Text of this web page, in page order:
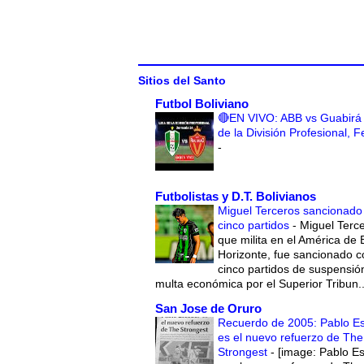
Sitios del Santo
Futbol Boliviano
🔴EN VIVO: ABB vs
de la División Profesional,
-
Futbolistas y D.T. Bolivianos
Miguel Terceros
cinco partidos - Miguel
que milita en el América de
Horizonte, fue sancionado
cinco partidos de
multa económica por el Superior
San Jose de Oruro
Recuerdo de 2005: Pablo
es el nuevo refuerzo de The
Strongest - [image: Pablo